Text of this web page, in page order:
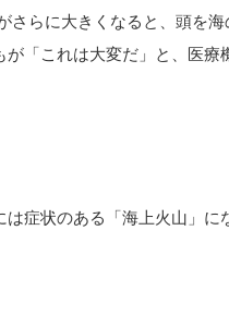
さらに大きくなると、頭を海
「これは大変だ」と、医療
症状のある「海上火山」に